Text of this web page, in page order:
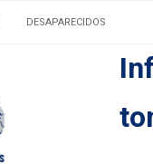
DESAPARECIDOS